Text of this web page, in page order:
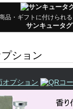
品・ギフトに付けられる
サンキュータグ
ション